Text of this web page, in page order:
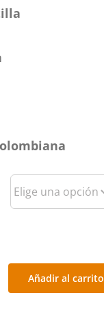
Añadir al carrito